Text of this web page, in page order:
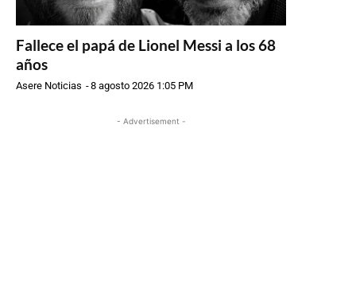
Fallece el papá de Lionel Messi a los 68
años
Asere Noticias -8 agosto 2026 1:05 PM
- Advertisement -